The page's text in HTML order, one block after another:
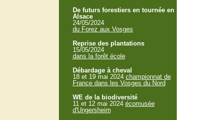
De futurs forestiers en tournée en
Alsace
24/05/2024
du Forez aux Vosges
Reprise des plantations
15/05/2024
dans la forêt école
Débardage à cheval
18 et 19 mai 2024 championnat de
France dans les Vosges du Nord
WE de la biodiversité
11 et 12 mai 2024 écomusée
d'Ungersheim